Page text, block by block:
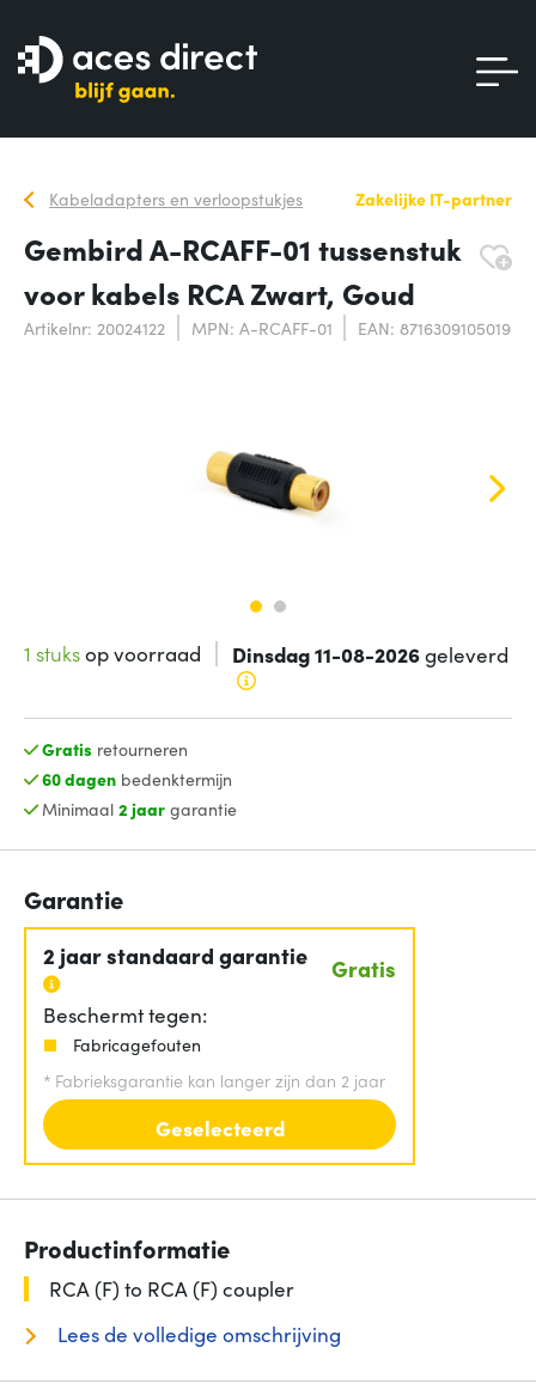
Kabeladapters en verloopstukjes Zakelijke IT-partner
Gembird A-RCAFF-01 tussenstuk
voor kabels RCA Zwart, Goud
Artikelnr: 20024122 MPN: A-RCAFF-01 EAN: 8716309105019
1 stuksop voorraad Dinsdag 11-08-2026geleverd
Gratis retourneren
60 dagenbedenktermijn
Minimaal 2 jaargarantie
Garantie
2 jaar standaard garantie Gratis
Beschermt tegen:
Fabricagefouten
* Fabrieksgarantie kan langer zijn dan 2 jaar
Geselecteerd
Productinformatie
RCA (F) to RCA (F) coupler
Lees de volledige omschrijving